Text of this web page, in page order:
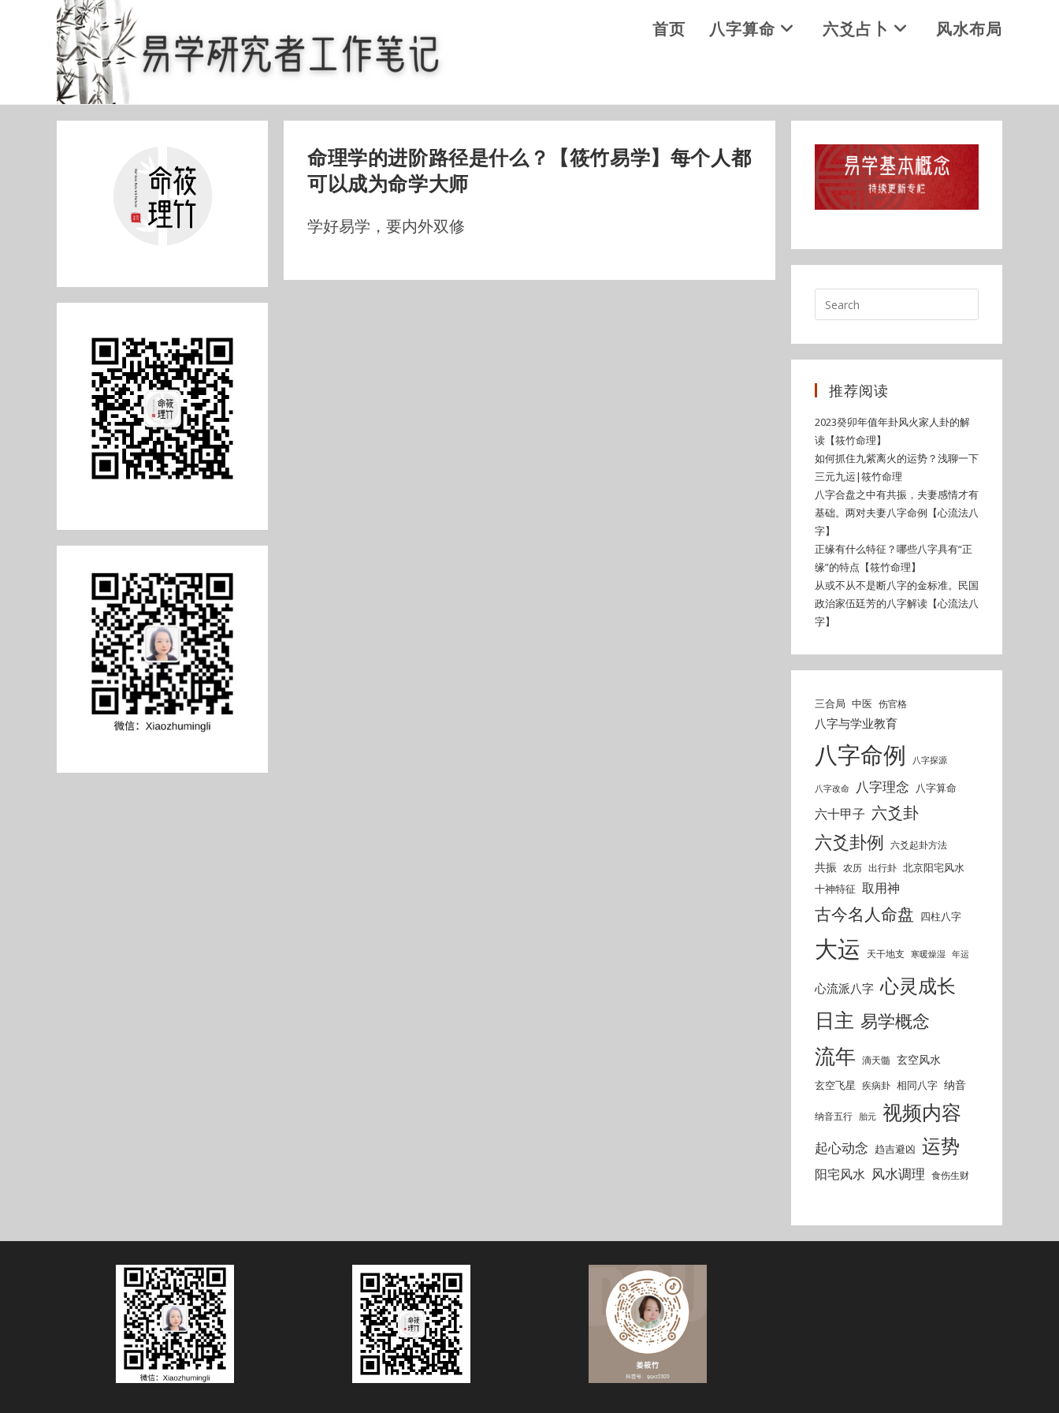
首页 八字算命 六爻占卜 风水布局
命理学的进阶路径是什么？【筱竹易学】每个人都
可以成为命学大师
学好易学，要内外双修
推荐阅读
2023癸卯年值年卦风火家人卦的解
读【筱竹命理】
如何抓住九紫离火的运势？浅聊一下
三元九运|筱竹命理
八字合盘之中有共振，夫妻感情才有
基础。两对夫妻八字命例【心流法八
字】
正缘有什么特征？哪些八字具有“正
缘”的特点【筱竹命理】
从或不从不是断八字的金标准。民国
政治家伍廷芳的八字解读【心流法八
字】
三合局 中医 伤官格
八字与学业教育
八字命例 八字探源
八字改命 八字理念 八字算命
六十甲子 六爻卦
六爻卦例 六爻起卦方法
共振 农历 出行卦 北京阳宅风水
十神特征 取用神
古今名人命盘 四柱八字
大运 天干地支 寒暖燥湿 年运
心流派八字 心灵成长
日主 易学概念
流年 滴天髓 玄空风水
玄空飞星 疾病卦 相同八字 纳音
纳音五行 胎元 视频内容
起心动念 趋吉避凶 运势
阳宅风水 风水调理 食伤生财